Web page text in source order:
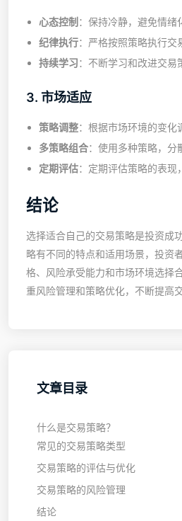
心态控制 ：保持冷静，避免情绪
纪律执行：严格按照策略执行交
持续学习：不断学习和改进交易
3. 市场适应
策略调整：根据市场环境的变化
多策略组合：使用多种策略，分
定期评估：定期评估策略的表现
结论
选择适合自己的交易策略是投资成
略有不同的特点和适用场景，投资
格、风险承受能力和市场环境选择
重风险管理和策略优化，不断提高
文章目录
什么是交易策略？
常见的交易策略类型
交易策略的评估与优化
交易策略的风险管理
结论